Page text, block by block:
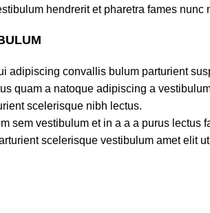
hendrerit et pharetra fames nunc
adipiscing convallis bulum parturient
quam a natoque adipiscing a
scelerisque nibh lectus.
sem vestibulum et in a a a purus
scelerisque vestibulum amet elit